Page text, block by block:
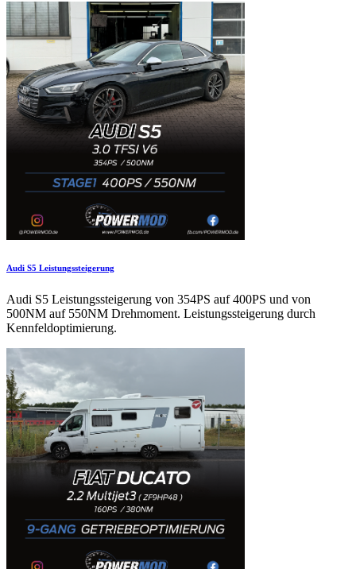
Audi S5 Leistungssteigerung
Audi S5 Leistungssteigerung von 354PS auf 400PS und von
500NM auf 550NM Drehmoment. Leistungssteigerung durch
Kennfeldoptimierung.